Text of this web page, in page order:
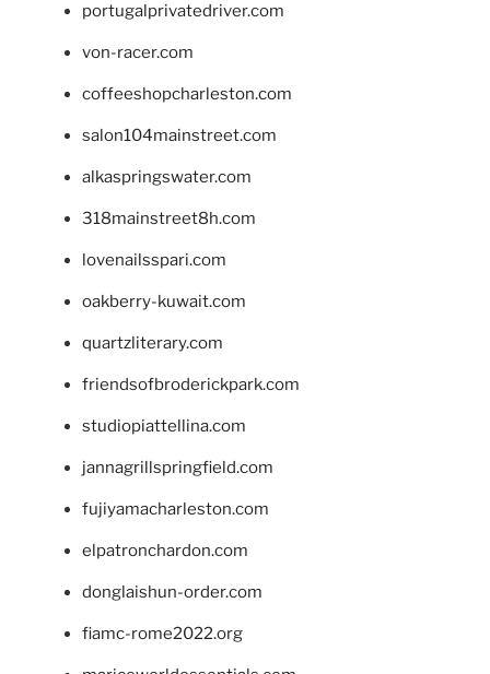
portugalprivatedriver.com
von-racer.com
coffeeshopcharleston.com
salon104mainstreet.com
alkaspringswater.com
318mainstreet8h.com
lovenailsspari.com
oakberry-kuwait.com
quartzliterary.com
friendsofbroderickpark.com
studiopiattellina.com
jannagrillspringfield.com
fujiyamacharleston.com
elpatronchardon.com
donglaishun-order.com
fiamc-rome2022.org